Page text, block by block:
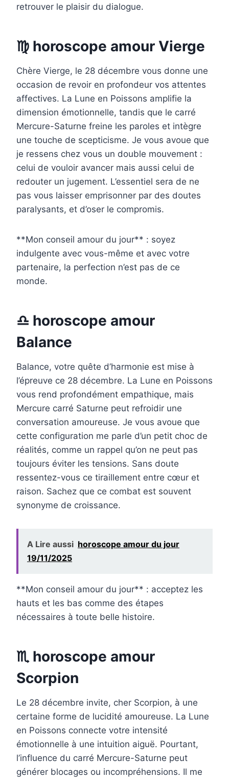
retrouver le plaisir du dialogue.
♍ horoscope amour Vierge
Chère Vierge, le 28 décembre vous donne une
occasion de revoir en profondeur vos attentes
affectives. La Lune en Poissons amplifie la
dimension émotionnelle, tandis que le carré
Mercure-Saturne freine les paroles et intègre
une touche de scepticisme. Je vous avoue que
je ressens chez vous un double mouvement :
celui de vouloir avancer mais aussi celui de
redouter un jugement. L’essentiel sera de ne
pas vous laisser emprisonner par des doutes
paralysants, et d’oser le compromis.
**Mon conseil amour du jour** : soyez
indulgente avec vous-même et avec votre
partenaire, la perfection n’est pas de ce
monde.
♎ horoscope amour
Balance
Balance, votre quête d’harmonie est mise à
l’épreuve ce 28 décembre. La Lune en Poissons
vous rend profondément empathique, mais
Mercure carré Saturne peut refroidir une
conversation amoureuse. Je vous avoue que
cette configuration me parle d’un petit choc de
réalités, comme un rappel qu’on ne peut pas
toujours éviter les tensions. Sans doute
ressentez-vous ce tiraillement entre cœur et
raison. Sachez que ce combat est souvent
synonyme de croissance.
A Lire aussi horoscope amour du jour
19/11/2025
**Mon conseil amour du jour** : acceptez les
hauts et les bas comme des étapes
nécessaires à toute belle histoire.
♏ horoscope amour
Scorpion
Le 28 décembre invite, cher Scorpion, à une
certaine forme de lucidité amoureuse. La Lune
en Poissons connecte votre intensité
émotionnelle à une intuition aiguë. Pourtant,
l’influence du carré Mercure-Saturne peut
générer blocages ou incompréhensions. Il me